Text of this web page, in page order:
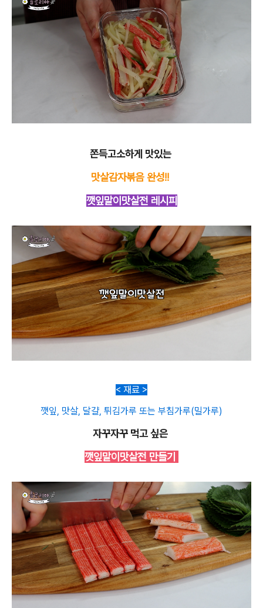
쫀득고소하게 맛있는
맛살감자볶음 완성!!
깻잎말이맛살전 레시피
< 재료 >
깻잎, 맛살, 달걀, 튀김가루 또는 부침가루(밀가루)
자꾸자꾸 먹고 싶은
깻잎말이맛살전 만들기